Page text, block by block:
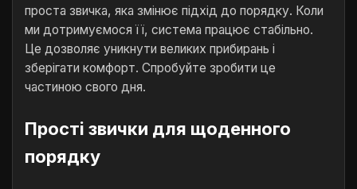
проста звичка, яка змінює підхід до порядку. Коли
ми дотримуємося її, система працює стабільно.
Це дозволяє уникнути великих прибирань і
зберігати комфорт. Спробуйте зробити це
частиною свого дня.
Простi звички для щоденного
порядку